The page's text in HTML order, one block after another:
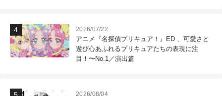
2026/07/22
アニメ『名探偵プリキュア！』ED 、可愛さと
遊び心あふれるプリキュアたちの表現に注
目！〜No.1／演出篇
2026/08/04